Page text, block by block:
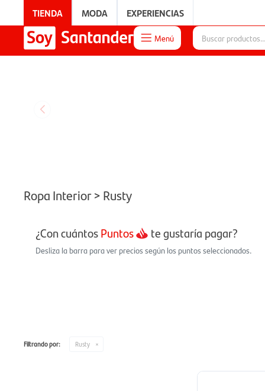
TIENDA MODA EXPERIENCIAS
 Menú
Ropa Interior > Rusty
¿Con cuántosPuntos te gustaría pagar?
Desliza la barra para ver precios según los puntos seleccionados.
Filtrando por: Rusty